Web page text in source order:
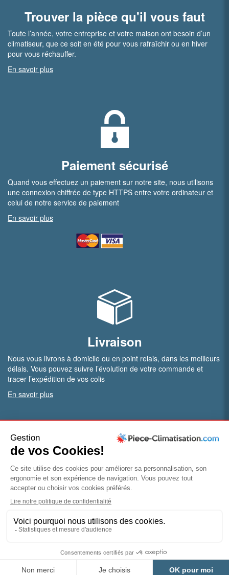
Trouver la pièce qu'il vous faut
Toute l’année, votre entreprise et votre maison ont besoin d’un
climatiseur, que ce soit en été pour vous rafraîchir ou en hiver
pour vous réchauffer.
En savoir plus
Paiement sécurisé
Quand vous effectuez un paiement sur notre site, nous utilisons
une connexion chiffrée de type HTTPS entre votre ordinateur et
celui de notre service de paiement
En savoir plus
Livraison
Nous vous livrons à domicile ou en point relais, dans les meilleurs
délais. Vous pouvez suivre l’évolution de votre commande et
tracer l’expédition de vos colis
En savoir plus
Vous êtes professionnel ?
Bénéficiez de conditions particulières en ouvrant un compte
pro
Mentions légales|Conditions
générales de vente| Politique de confidentialité